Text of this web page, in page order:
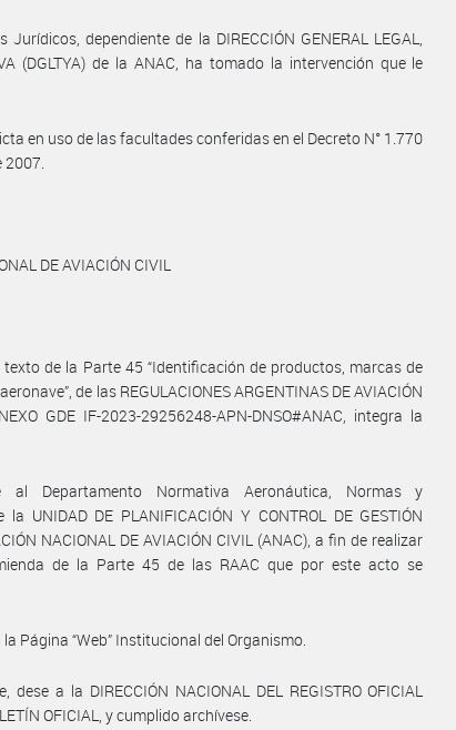
dependiente de la DIRECCIÓN GENERAL LEGAL,
(DGLTYA) de la ANAC, ha tomado la intervención que le
en uso de las facultades conferidas en el Decreto N° 1.770
2007.
DE AVIACIÓN CIVIL
texto de la Parte 45 “Identificación de productos, marcas de
de las REGULACIONES ARGENTINAS DE AVIACIÓN
GDE IF-2023-29256248-APN-DNSO#ANAC, integra la
al Departamento Normativa Aeronáutica, Normas y
UNIDAD DE PLANIFICACIÓN Y CONTROL DE GESTIÓN
NACIONAL DE AVIACIÓN CIVIL (ANAC), a fin de realizar
de la Parte 45 de las RAAC que por este acto se
la Página “Web” Institucional del Organismo.
dese a la DIRECCIÓN NACIONAL DEL REGISTRO OFICIAL
OFICIAL, y cumplido archívese.